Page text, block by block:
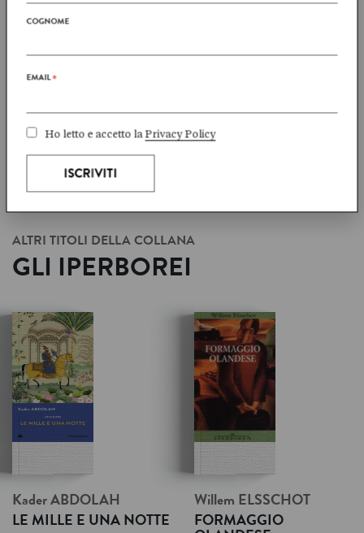
ALTRI TITOLI SUL TEMA
PASSIONE
ALTRI TITOLI DELLA COLLANA
GLI IPERBOREI
Kader ABDOLAH
LE MILLE E UNA NOTTE
Willem ELSSCHOT
FORMAGGIO
COGNOME
EMAIL*
Ho letto e accetto laPrivacy Policy